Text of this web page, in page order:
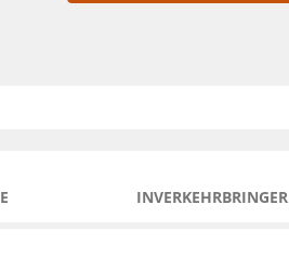
INVERKEHRBRINGER